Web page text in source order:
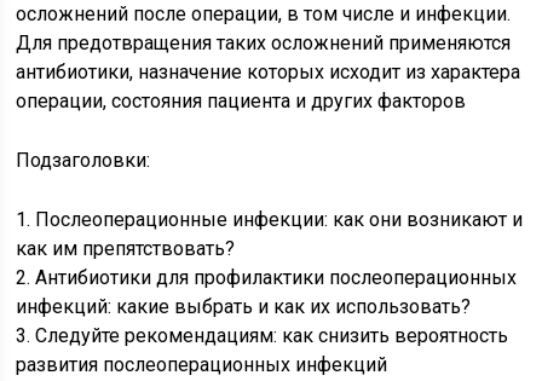
осложнений после операции, в том числе и инфекции.
Для предотвращения таких осложнений применяются
антибиотики, назначение которых исходит из характера
операции, состояния пациента и других факторов
Подзаголовки:
1. Послеоперационные инфекции: как они возникают и
как им препятствовать?
2. Антибиотики для профилактики послеоперационных
инфекций: какие выбрать и как их использовать?
3. Следуйте рекомендациям: как снизить вероятность
развития послеоперационных инфекций